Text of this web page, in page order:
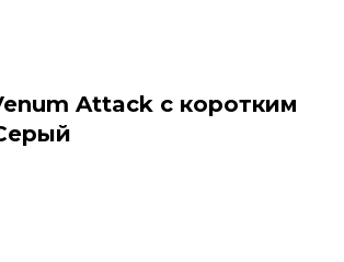
Attack с коротким